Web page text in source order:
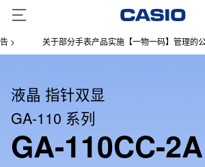
关于部分手表产品实施【一物一码】管理的公告 >
液晶 指针双显
GA-110 系列
GA-110CC-2A